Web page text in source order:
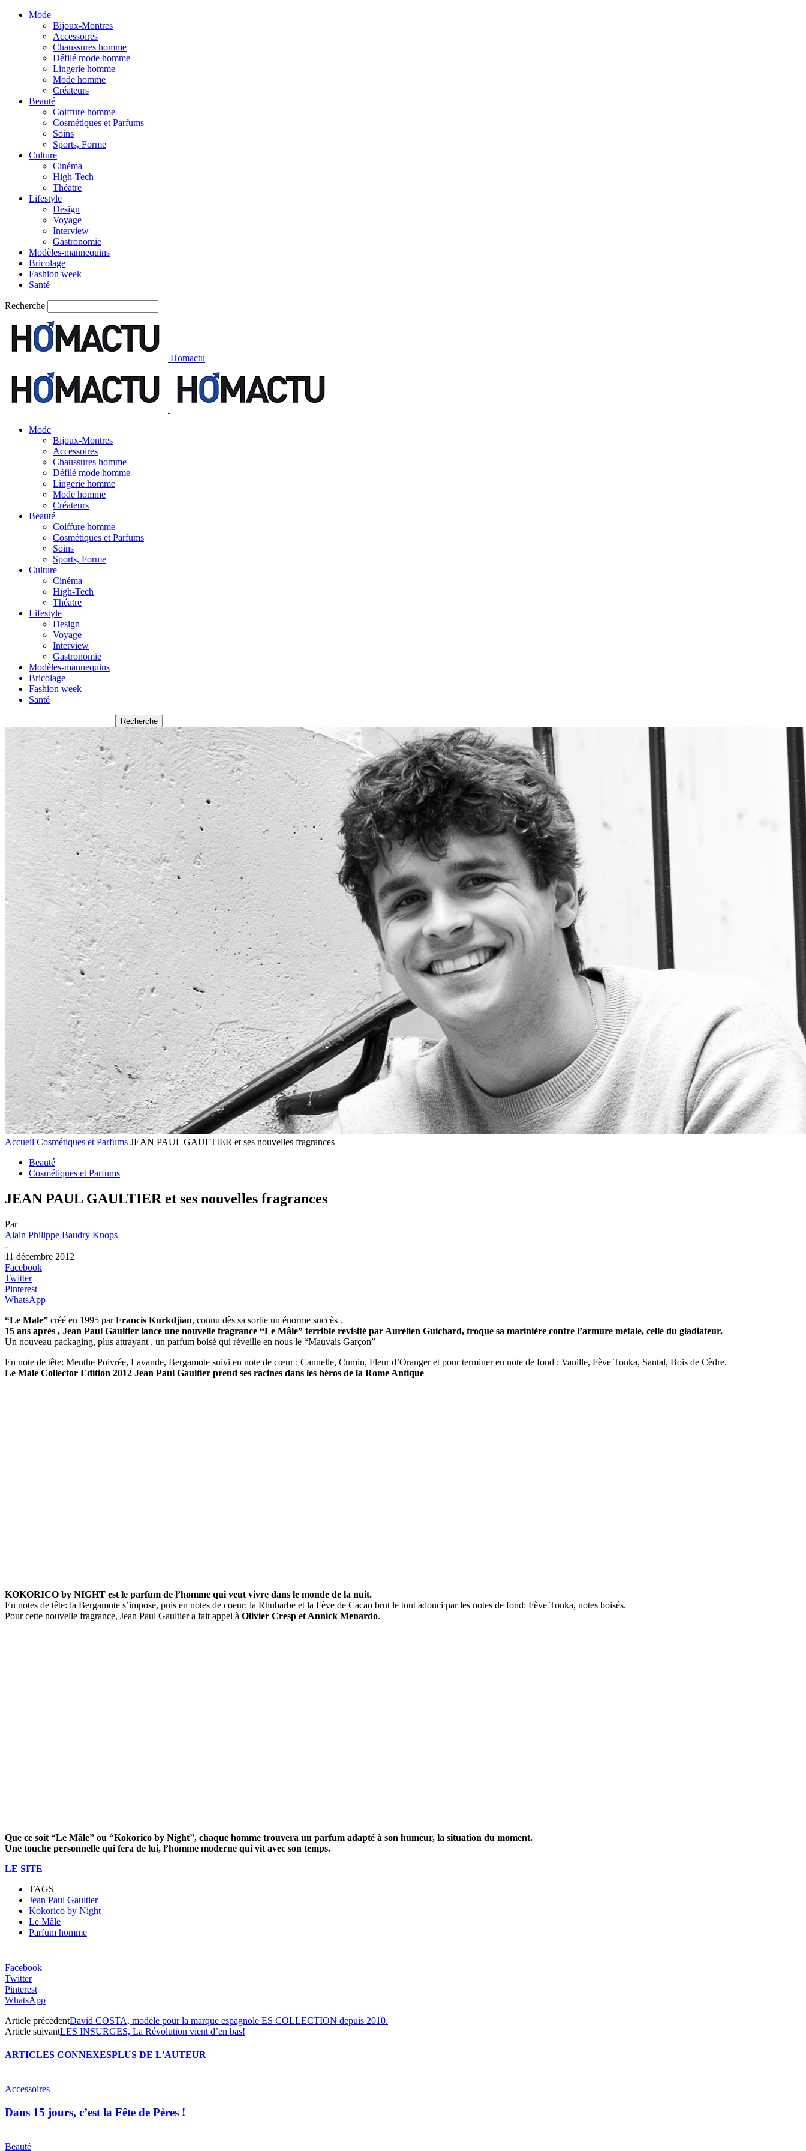
Mode
Bijoux-Montres
Accessoires
Chaussures homme
Défilé mode homme
Lingerie homme
Mode homme
Créateurs
Beauté
Coiffure homme
Cosmétiques et Parfums
Soins
Sports, Forme
Culture
Cinéma
High-Tech
Théatre
Lifestyle
Design
Voyage
Interview
Gastronomie
Modèles-mannequins
Bricolage
Fashion week
Santé
Recherche
Homactu
Mode
Bijoux-Montres
Accessoires
Chaussures homme
Défilé mode homme
Lingerie homme
Mode homme
Créateurs
Beauté
Coiffure homme
Cosmétiques et Parfums
Soins
Sports, Forme
Culture
Cinéma
High-Tech
Théatre
Lifestyle
Design
Voyage
Interview
Gastronomie
Modèles-mannequins
Bricolage
Fashion week
Santé
Accueil Cosmétiques et Parfums JEAN PAUL GAULTIER et ses nouvelles fragrances
Beauté
Cosmétiques et Parfums
JEAN PAUL GAULTIER et ses nouvelles fragrances
Par
Alain Philippe Baudry Knops
-
11 décembre 2012
Facebook
Twitter
Pinterest
WhatsApp
“Le Male” créé en 1995 parFrancis Kurkdjian, connu dès sa sortie un énorme succès .
15 ans après , Jean Paul Gaultier lance une nouvelle fragrance “Le Mâle” terrible revisité par Aurélien Guichard, troque sa marinière contre l’armure métale, celle du gladiateur.
Un nouveau packaging, plus attrayant , un parfum boisé qui réveille en nous le “Mauvais Garçon”
En note de tête: Menthe Poivrée, Lavande, Bergamote suivi en note de cœur : Cannelle, Cumin, Fleur d’Oranger et pour terminer en note de fond : Vanille, Fève Tonka, Santal, Bois de Cèdre.
Le Male Collector Edition 2012 Jean Paul Gaultier prend ses racines dans les héros de la Rome Antique
KOKORICO by NIGHT est le parfum de l’homme qui veut vivre dans le monde de la nuit.
En notes de tête: la Bergamote s’impose, puis en notes de coeur: la Rhubarbe et la Fève de Cacao brut le tout adouci par les notes de fond: Fève Tonka, notes boisés.
Pour cette nouvelle fragrance, Jean Paul Gaultier a fait appel à Olivier Cresp et Annick Menardo.
Que ce soit “Le Mâle” ou “Kokorico by Night”, chaque homme trouvera un parfum adapté à son humeur, la situation du moment.
Une touche personnelle qui fera de lui, l’homme moderne qui vit avec son temps.
LE SITE
TAGS
Jean Paul Gaultier
Kokorico by Night
Le Mâle
Parfum homme
Facebook
Twitter
Pinterest
WhatsApp
Article précédentDavid COSTA, modèle pour la marque espagnole ES COLLECTION depuis 2010.
Article suivantLES INSURGES, La Révolution vient d’en bas!
ARTICLES CONNEXESPLUS DE L'AUTEUR
Accessoires
Dans 15 jours, c’est la Fête de Pères !
Beauté